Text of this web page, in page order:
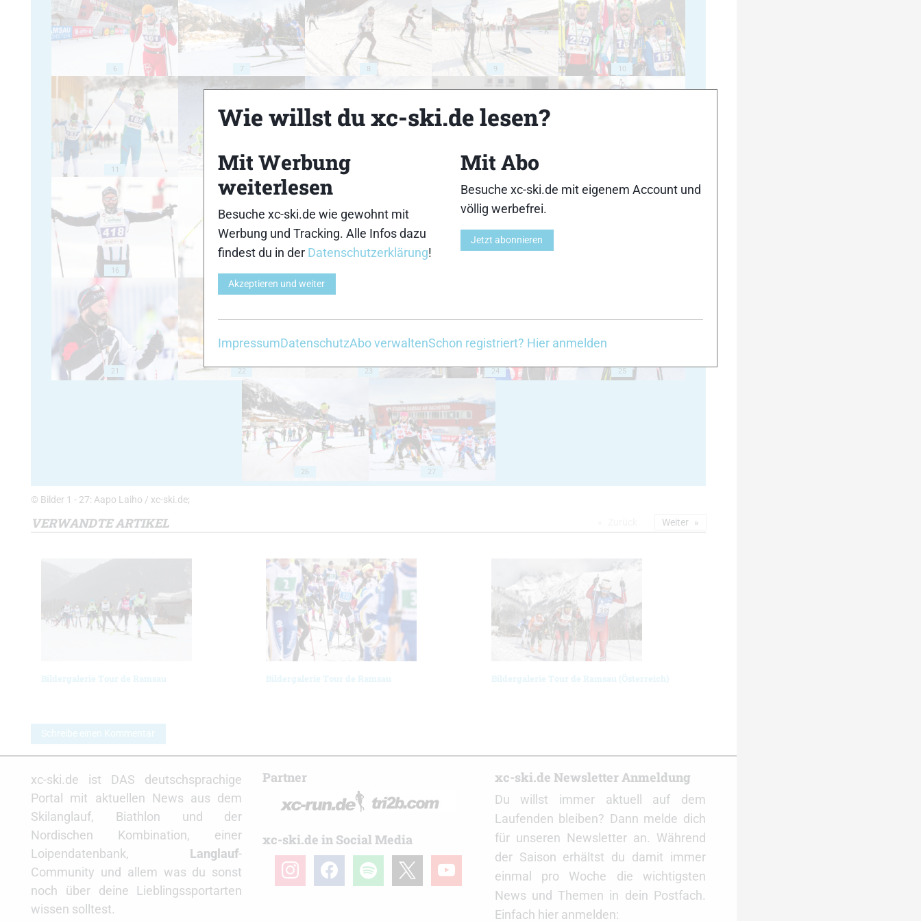
6 7 8 9 10
11 12 14
16
21 22 23 24 25
26 27
© Bilder 1 - 27: Aapo Laiho / xc-ski.de;
VERWANDTE ARTIKEL
Bildergalerie Tour de Ramsau Bildergalerie Tour de Ramsau Bildergalerie Tour de Ramsau (Österreich)
Weiter
Schreibe einen Kommentar
xc-ski.de ist DAS deutschsprachige
Portal mit aktuellen News aus dem
Skilanglauf, Biathlon und der
Nordischen Kombination, einer
Loipendatenbank, Langlauf-
Community und allem was du sonst
noch über deine Lieblingssportarten
wissen solltest.
Partner
xc-ski.de in Social Media
instagramfacebookspotify youtube
xc-ski.de Newsletter Anmeldung
Du willst immer aktuell auf dem
Laufenden bleiben? Dann melde dich
für unseren Newsletter an. Während
der Saison erhältst du damit immer
einmal pro Woche die wichtigsten
News und Themen in dein Postfach.
Einfach hier anmelden:
Wie willst du xc-ski.de lesen?
Mit Werbung
weiterlesen
Besuche xc-ski.de wie gewohnt mit
Werbung und Tracking. Alle Infos dazu
findest du in der Datenschutzerklärung!
Akzeptieren und weiter
Mit Abo
Besuche xc-ski.de mit eigenem Account und
völlig werbefrei.
Jetzt abonnieren
ImpressumDatenschutzAbo verwaltenSchon registriert? Hier anmelden